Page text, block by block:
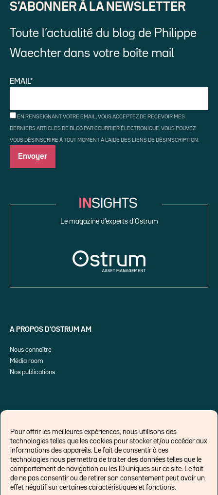
Pour offrir les meilleures expériences, nous utilisons des
technologies telles que les cookies pour stocker et/ou accéder aux
informations des appareils. Le fait de consentir à ces
technologies nous permettra de traiter des données telles que le
comportement de navigation ou les ID uniques sur ce site. Le fait
de ne pas consentir ou de retirer son consentement peut avoir un
effet négatif sur certaines caractéristiques et fonctions.
S’ABONNER À LA NEWSLETTER
Toute l’actualité du blog de Philippe
Waechter dans votre boîte mail
EMAIL*
EN RENSEIGNANT VOTRE EMAIL, VOUS ACCEPTEZ DE RECEVOIR MES
DERNIERS ARTICLES DE BLOG PAR COURRIER ÉLECTRONIQUE. VOUS POUVEZ
VOUS DÉSINSCRIRE À TOUT MOMENT À L'AIDE DES LIENS DE DÉSINSCRIPTION.
Le magazine d’experts d’Ostrum
A PROPOS D’OSTRUM AM
Nous connaître
Média room
Nos publications
ME SUIVRE SUR